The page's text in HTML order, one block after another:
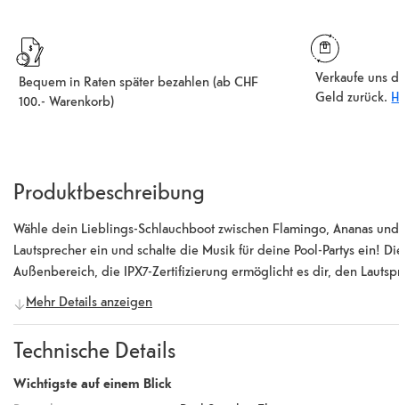
Bequem in Raten später bezahlen (ab CHF
100.- Warenkorb)
Verkaufe uns
Geld zurück.
Produktbeschreibung
Wähle dein Lieblings-Schlauchboot zwischen Flamingo, Ananas
Lautsprecher ein und schalte die Musik für deine Pool-Partys ein!
Außenbereich, die IPX7-Zertifizierung ermöglicht es dir, den
Akkulaufzeit von bis zu 4 Stunden kannst du mit einem einzigen
sogar in einen lustigen Getränkehalter. Genieße an heißen
Mehr Details anzeigen
Technische Details
Wichtigste auf einem Blick